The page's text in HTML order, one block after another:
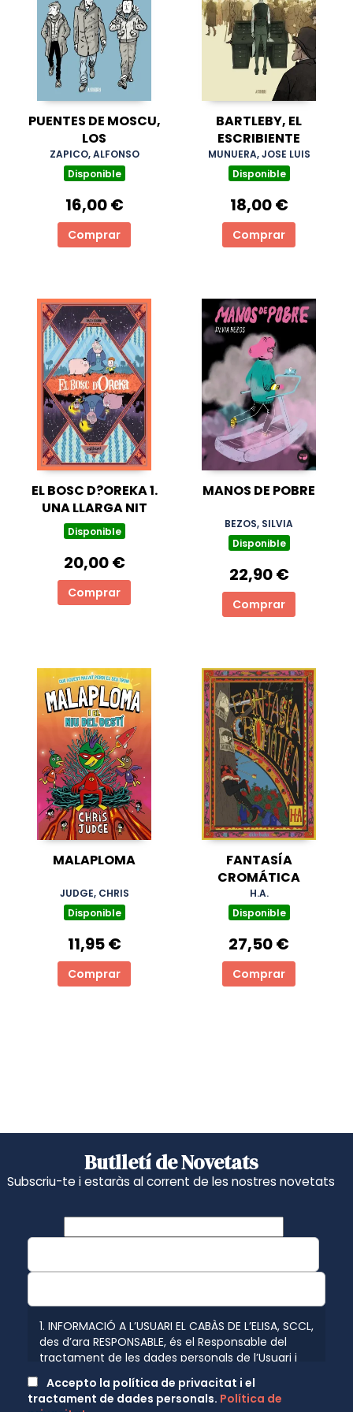
PUENTES DE MOSCU,
LOS
ZAPICO, ALFONSO
Disponible
16,00 €
Comprar
BARTLEBY, EL
ESCRIBIENTE
MUNUERA, JOSE LUIS
Disponible
18,00 €
Comprar
EL BOSC D?OREKA 1.
UNA LLARGA NIT
Disponible
20,00 €
Comprar
MANOS DE POBRE
BEZOS, SILVIA
Disponible
22,90 €
Comprar
MALAPLOMA
JUDGE, CHRIS
Disponible
11,95 €
Comprar
FANTASÍA
CROMÁTICA
H.A.
Disponible
27,50 €
Comprar
Butlletí de Novetats
Subscriu-te i estaràs al corrent de les nostres novetats
1. INFORMACIÓ A L’USUARI EL CABÀS DE L’ELISA, SCCL,
des d’ara RESPONSABLE, és el Responsable del
tractament de les dades personals de l’Usuari i
conformitat amb el que disposen les normatives
vigents en protecció de dades personals, el
Accepto la política de privacitat i el
tractament de dades personals. Política de